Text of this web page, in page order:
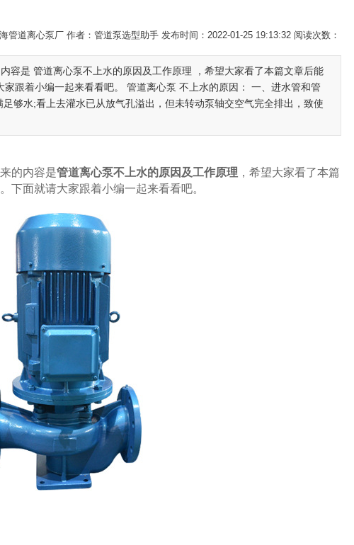
管道离心泵厂 作者：管道泵选型助手 发布时间：2022-01-25 19:13:32 阅读次数：
容是 管道离心泵不上水的原因及工作原理 ，希望大家看了本篇文章后能
跟着小编一起来看看吧。 管道离心泵 不上水的原因： 一、进水管和管
够水;看上去灌水已从放气孔溢出，但未转动泵轴交空气完全排出，致使
的内容是管道离心泵不上水的原因及工作原理 ，希望大家看了本篇
下面就请大家跟着小编一起来看看吧。